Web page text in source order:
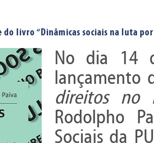
livro “Dinâmicas sociais na luta
No dia 14
lançamento
direitos no
Rodolpho
Sociais da